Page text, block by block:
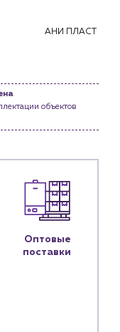
АНИ ПЛАСТ
объектов
Оптовые
поставки